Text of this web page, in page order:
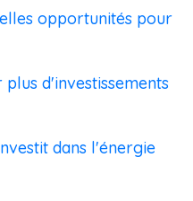
opportunités pour
d'investissements
dans l'énergie